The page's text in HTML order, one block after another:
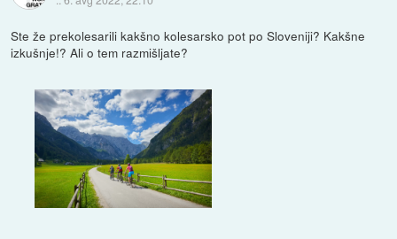
Ste že prekolesarili kakšno kolesarsko pot po Sloveniji? Kakšne
izkušnje!? Ali o tem razmišljate?